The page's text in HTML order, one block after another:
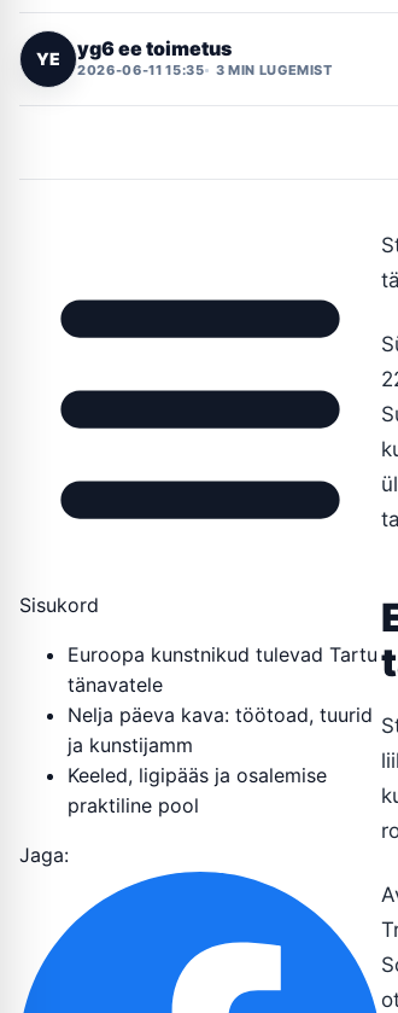
YE yg6 ee toimetus
2026-06-11 15:35 3 MIN LUGEMIST
Sisukord
Euroopa kunstnikud tulevad Tartu
tänavatele
Nelja päeva kava: töötoad, tuurid
ja kunstijamm
Keeled, ligipääs ja osalemise
praktiline pool
Jaga: